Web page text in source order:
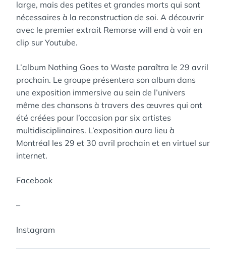
large, mais des petites et grandes morts qui sont
nécessaires à la reconstruction de soi. A découvrir
avec le premier extrait Remorse will end à voir en
clip sur Youtube.
L’album Nothing Goes to Waste paraîtra le 29 avril
prochain. Le groupe présentera son album dans
une exposition immersive au sein de l’univers
même des chansons à travers des œuvres qui ont
été créées pour l’occasion par six artistes
multidisciplinaires. L’exposition aura lieu à
Montréal les 29 et 30 avril prochain et en virtuel sur
internet.
Facebook
–
Instagram